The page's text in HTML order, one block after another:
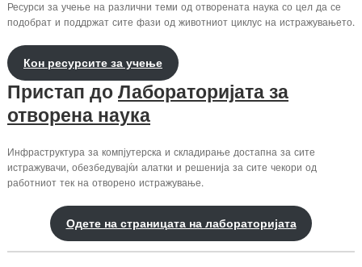
Ресурси за учење на различни теми од отворената наука со цел да се
подобрат и поддржат сите фази од животниот циклус на истражувањето.
Кон ресурсите за учење
Пристап до Лабораторијата за
отворена наука
Инфраструктура за компјутерска и складирање достапна за сите
истражувачи, обезбедувајќи алатки и решенија за сите чекори од
работниот тек на отворено истражување.
Одете на страницата на лабораторијата